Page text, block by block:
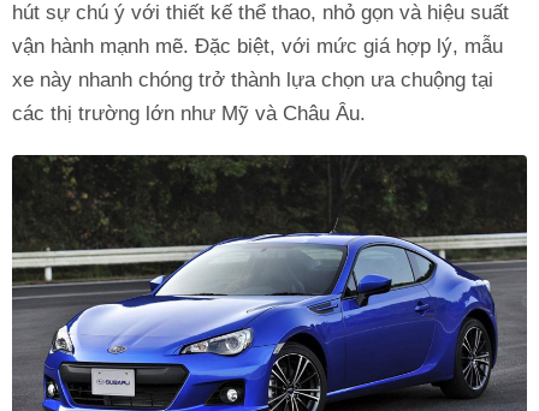
hút sự chú ý với thiết kế thể thao, nhỏ gọn và hiệu suất
vận hành mạnh mẽ. Đặc biệt, với mức giá hợp lý, mẫu
xe này nhanh chóng trở thành lựa chọn ưa chuộng tại
các thị trường lớn như Mỹ và Châu Âu.